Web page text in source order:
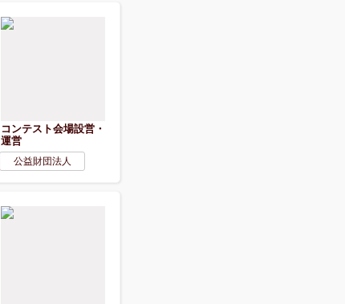
コンテスト会場設営・
運営
公益財団法人